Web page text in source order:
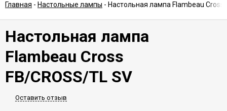
Главная - Настольные лампы - Настольная лампа Flambeau Cross
Настольная лампа
Flambeau Cross
FB/CROSS/TL SV
Оставить отзыв